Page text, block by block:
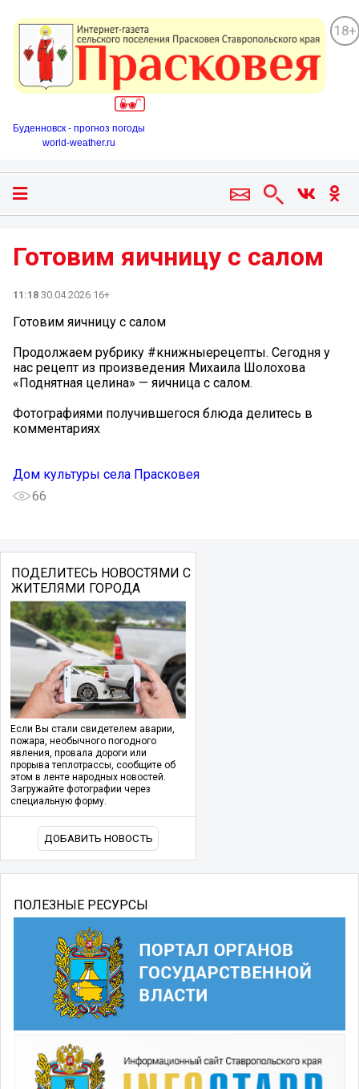
18+
Буденновск - прогноз погоды
world-weather.ru
Готовим яичницу с салом
11:18 30.04.2026 16+
Готовим яичницу с салом
Продолжаем рубрику #книжныерецепты. Сегодня у
нас рецепт из произведения Михаила Шолохова
«Поднятная целина» — яичница с салом.
Фотографиями получившегося блюда делитесь в
комментариях
Дом культуры села Прасковея
66
ПОДЕЛИТЕСЬ НОВОСТЯМИ С
ЖИТЕЛЯМИ ГОРОДА
Если Вы стали свидетелем аварии,
пожара, необычного погодного
явления, провала дороги или
прорыва теплотрассы, сообщите об
этом в ленте народных новостей.
Загружайте фотографии через
специальную форму.
ДОБАВИТЬ НОВОСТЬ
ПОЛЕЗНЫЕ РЕСУРСЫ